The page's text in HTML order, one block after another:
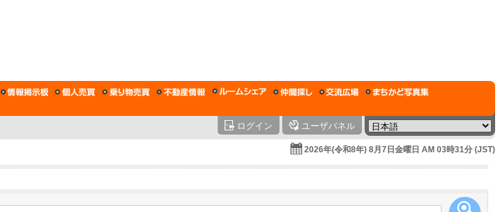
ログイン ユーザパネル
2026年(令和8年) 8月7日金曜日 AM 03時31分 (JST)